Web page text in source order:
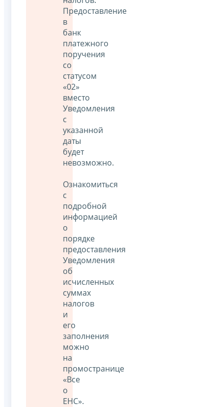
Предоставление
в
банк
платежного
поручения
со
статусом
«02»
вместо
Уведомления
с
указанной
даты
будет
невозможно.
Ознакомиться
с
подробной
информацией
о
порядке
предоставления
Уведомления
об
исчисленных
суммах
налогов
и
его
заполнения
можно
на
промостранице
«Все
о
ЕНС».